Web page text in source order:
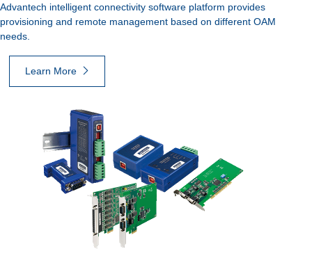
Advantech intelligent connectivity software platform provides
provisioning and remote management based on different OAM
needs.
Learn More